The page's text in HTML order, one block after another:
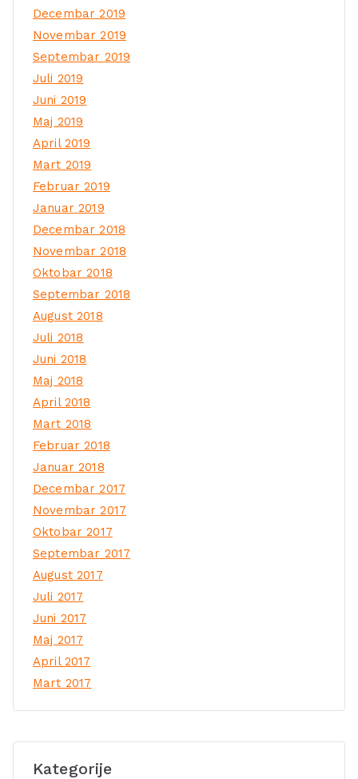
Decembar 2019
Novembar 2019
Septembar 2019
Juli 2019
Juni 2019
Maj 2019
April 2019
Mart 2019
Februar 2019
Januar 2019
Decembar 2018
Novembar 2018
Oktobar 2018
Septembar 2018
August 2018
Juli 2018
Juni 2018
Maj 2018
April 2018
Mart 2018
Februar 2018
Januar 2018
Decembar 2017
Novembar 2017
Oktobar 2017
Septembar 2017
August 2017
Juli 2017
Juni 2017
Maj 2017
April 2017
Mart 2017
Kategorije